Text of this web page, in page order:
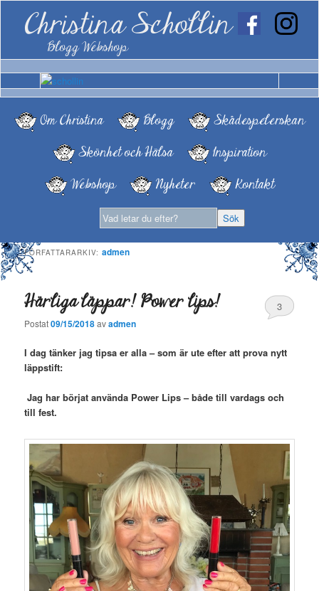
Christina Schollin
Blogg Webshop
Om Christina Blogg
Skådespelerskan
Skönhet och Hälsa
Inspiration
Webshop
Nyheter Kontakt
FÖRFATTARARKIV:admen
Härliga läppar! Power lips!
Postat09/15/2018avadmen
3
I dag tänker jag tipsa er alla – som är ute efter att prova nytt
läppstift:
Jag har börjat använda Power Lips – både till vardags och
till fest.